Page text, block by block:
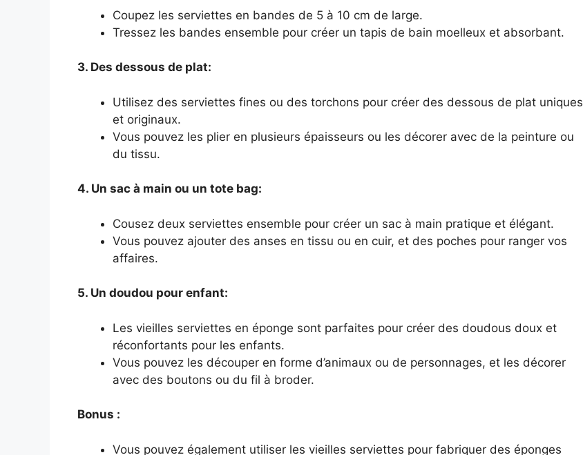
Coupez les serviettes en bandes de 5 à 10 cm de large.
Tressez les bandes ensemble pour créer un tapis de bain moelleux et absorbant.
3. Des dessous de plat:
Utilisez des serviettes fines ou des torchons pour créer des dessous de plat uniques
et originaux.
Vous pouvez les plier en plusieurs épaisseurs ou les décorer avec de la peinture ou
du tissu.
4. Un sac à main ou un tote bag:
Cousez deux serviettes ensemble pour créer un sac à main pratique et élégant.
Vous pouvez ajouter des anses en tissu ou en cuir, et des poches pour ranger vos
affaires.
5. Un doudou pour enfant:
Les vieilles serviettes en éponge sont parfaites pour créer des doudous doux et
réconfortants pour les enfants.
Vous pouvez les découper en forme d’animaux ou de personnages, et les décorer
avec des boutons ou du fil à broder.
Bonus :
Vous pouvez également utiliser les vieilles serviettes pour fabriquer des éponges